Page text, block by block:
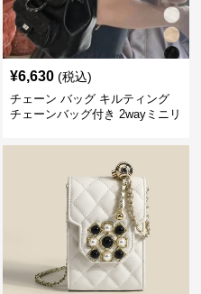
¥6,630 (税込)
チェーン バッグ キルティング
チェーンバッグ付き 2wayミニリ